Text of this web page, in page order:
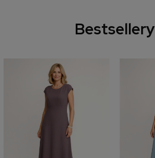
Bestsellery